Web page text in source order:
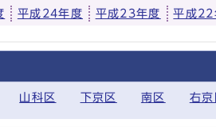
平成24年度 平成23年度 平成22
山科区 下京区 南区 右京